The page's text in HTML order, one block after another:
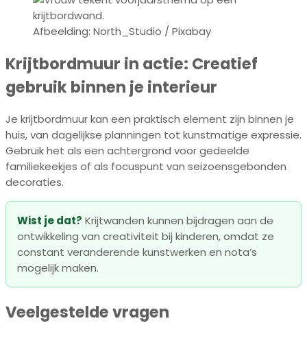
Afbeelding: North_Studio / Pixabay
Krijtbordmuur in actie: Creatief
gebruik binnen je interieur
Je krijtbordmuur kan een praktisch element zijn binnen je
huis, van dagelijkse planningen tot kunstmatige expressie.
Gebruik het als een achtergrond voor gedeelde
familiekeekjes of als focuspunt van seizoensgebonden
decoraties.
Wist je dat? Krijtwanden kunnen bijdragen aan de
ontwikkeling van creativiteit bij kinderen, omdat ze
constant veranderende kunstwerken en nota’s
mogelijk maken.
Veelgestelde vragen